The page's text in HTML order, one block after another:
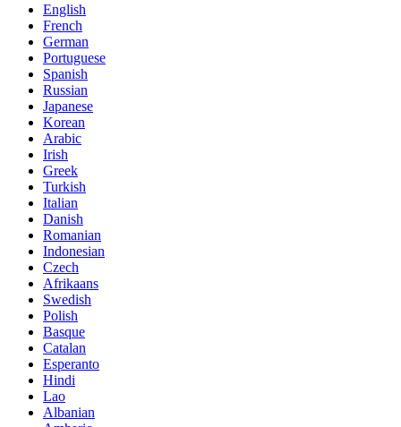
English
French
German
Portuguese
Spanish
Russian
Japanese
Korean
Arabic
Irish
Greek
Turkish
Italian
Danish
Romanian
Indonesian
Czech
Afrikaans
Swedish
Polish
Basque
Catalan
Esperanto
Hindi
Lao
Albanian